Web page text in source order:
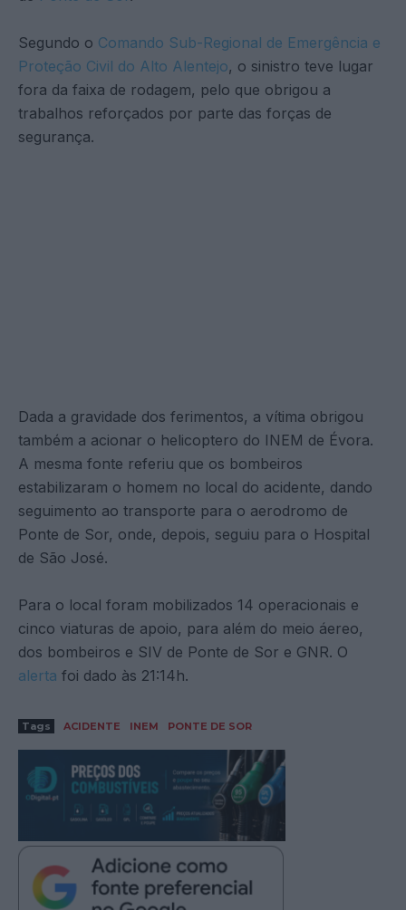
Segundo o Comando Sub-Regional de Emergência e
Proteção Civil do Alto Alentejo, o sinistro teve lugar
fora da faixa de rodagem, pelo que obrigou a
trabalhos reforçados por parte das forças de
segurança.
Dada a gravidade dos ferimentos, a vítima obrigou
também a acionar o helicoptero do INEM de Évora.
A mesma fonte referiu que os bombeiros
estabilizaram o homem no local do acidente, dando
seguimento ao transporte para o aerodromo de
Ponte de Sor, onde, depois, seguiu para o Hospital
de São José.
Para o local foram mobilizados 14 operacionais e
cinco viaturas de apoio, para além do meio áereo,
dos bombeiros e SIV de Ponte de Sor e GNR. O
alerta foi dado às 21:14h.
Tags ACIDENTE INEM PONTE DE SOR